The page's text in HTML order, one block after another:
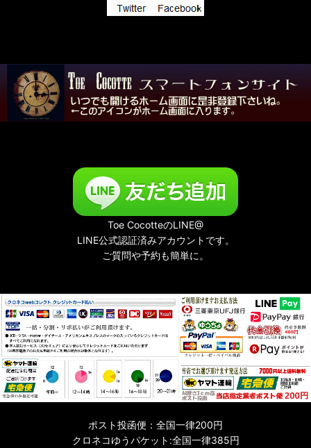
Toe CocotteのLINE@
LINE公式認証済みアカウントです。
ご質問や予約も簡単に。
ポスト投函便：全国一律200円
クロネコゆうパケット:全国一律385円